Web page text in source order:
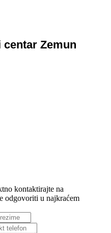
Zemun
kontaktirajte na
odgovoriti u najkraćem